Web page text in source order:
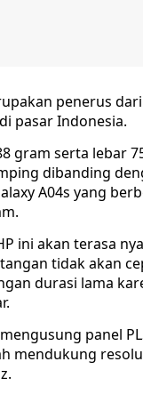
penerus
pasar Indonesia.
gram serta lebar
dibanding
A04s yang
ini akan terasa
tidak akan
durasi lama
panel
mendukung